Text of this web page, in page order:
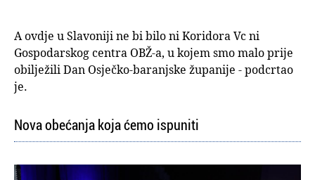
A ovdje u Slavoniji ne bi bilo ni Koridora Vc ni
Gospodarskog centra OBŽ-a, u kojem smo malo prije
obilježili Dan Osječko-baranjske županije - podcrtao
je.
Nova obećanja koja ćemo ispuniti